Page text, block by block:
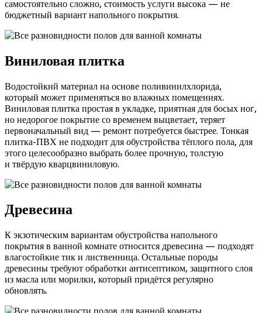
самостоятельно сложно, стоимость услуги высока — не
бюджетный вариант напольного покрытия.
Виниловая плитка
Водостойкий материал на основе поливинилхлорида,
который может применяться во влажных помещениях.
Виниловая плитка простая в укладке, приятная для босых ног,
но недорогое покрытие со временем выцветает, теряет
первоначальный вид — ремонт потребуется быстрее. Тонкая
плитка-ПВХ не подходит для обустройства тёплого пола, для
этого целесообразно выбрать более прочную, толстую
и твёрдую кварцвиниловую.
Древесина
К экзотическим вариантам обустройства напольного
покрытия в ванной комнате относится древесина — подходят
влагостойкие тик и лиственница. Остальные породы
древесины требуют обработки антисептиком, защитного слоя
из масла или морилки, который придётся регулярно
обновлять.